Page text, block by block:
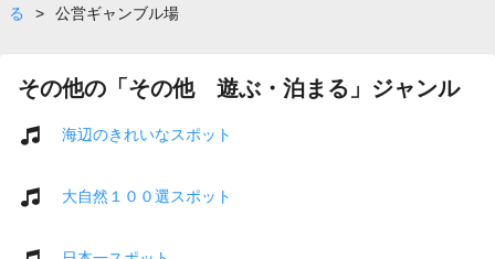
る
> 公営ギャンブル場
その他の「その他 遊ぶ・泊まる」ジャンル
海辺のきれいなスポット
大自然１００選スポット